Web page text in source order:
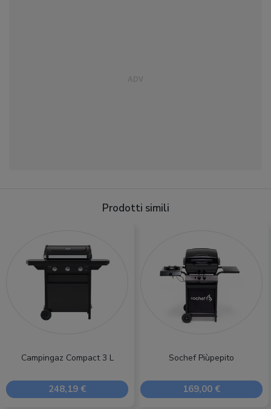
Prodotti simili
Campingaz Compact 3 L
248,19 €
Sochef Piùpepito
169,00 €